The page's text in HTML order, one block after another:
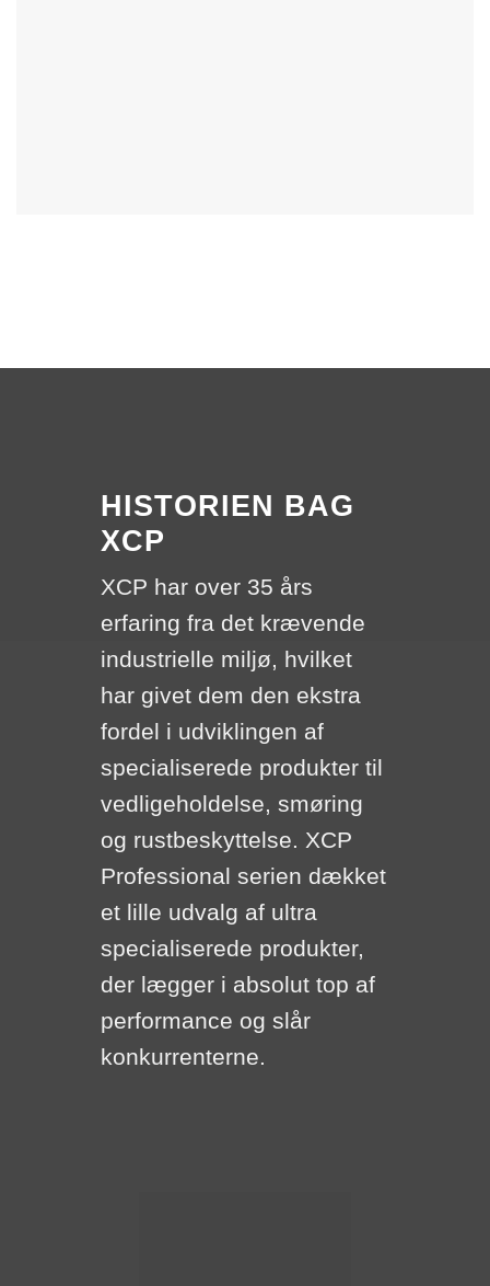
HISTORIEN BAG
XCP
XCP har over 35 års
erfaring fra det krævende
industrielle miljø, hvilket
har givet dem den ekstra
fordel i udviklingen af
specialiserede produkter til
vedligeholdelse, smøring
og rustbeskyttelse. XCP
Professional serien dækket
et lille udvalg af ultra
specialiserede produkter,
der lægger i absolut top af
performance og slår
konkurrenterne.